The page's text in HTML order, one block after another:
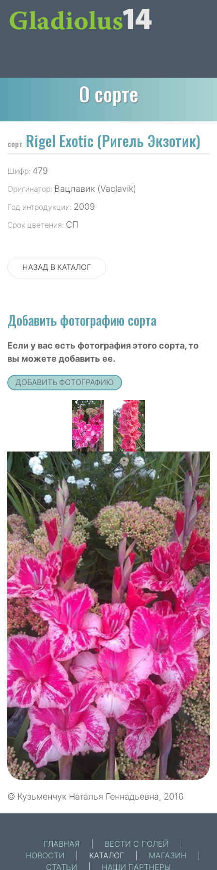
О сорте
сорт Rigel Exotic (Ригель Экзотик)
Шифр: 479
Оригинатор: Вацлавик (Vaclavik)
Год интродукции: 2009
Срок цветения: СП
НАЗАД В КАТАЛОГ
Добавить фотографию сорта
Если у вас есть фотография этого сорта, то
вы можете добавить ее.
ДОБАВИТЬ ФОТОГРАФИЮ
© Кузьменчук Наталья Геннадьевна, 2016
ГЛАВНАЯ ВЕСТИ С ПОЛЕЙ
НОВОСТИ
КАТАЛОГ МАГАЗИН
СТАТЬИ
НАШИ ПАРТНЕРЫ